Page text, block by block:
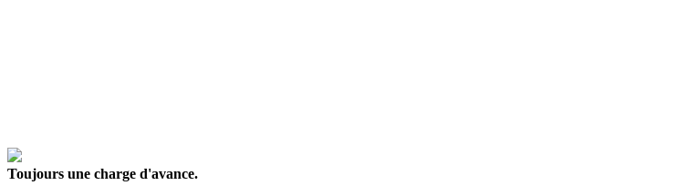
Toujours une charge d'avance.